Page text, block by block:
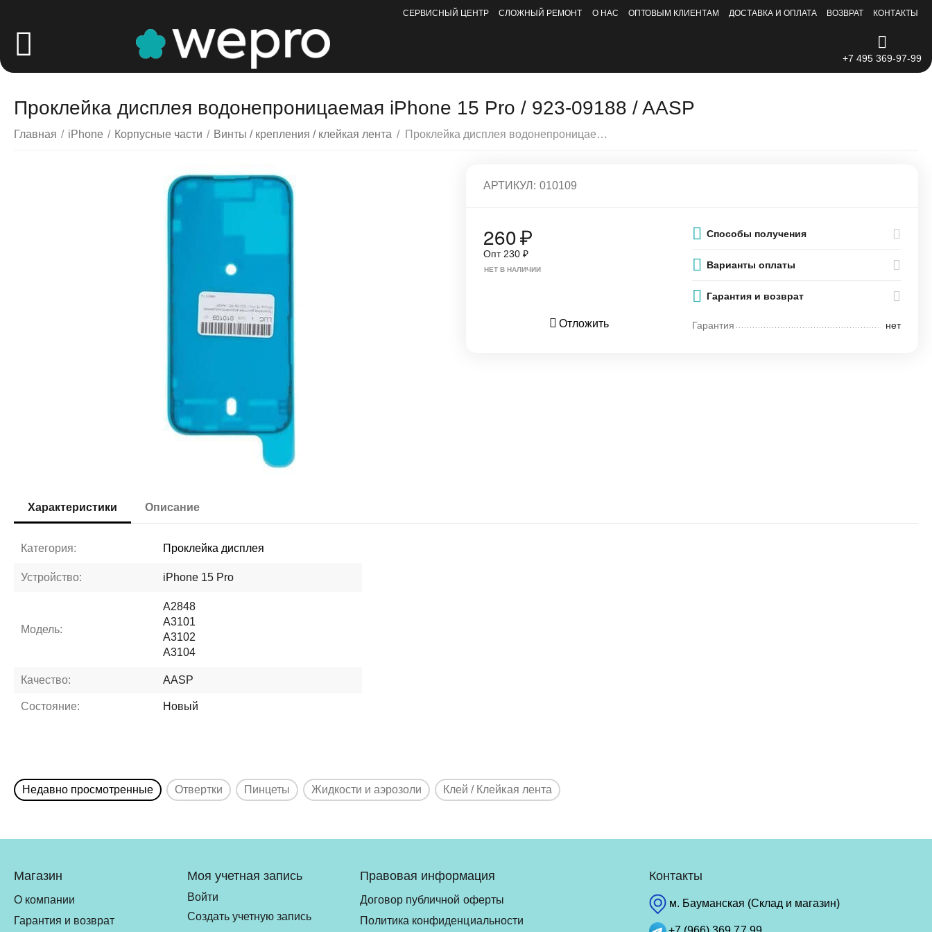
СЕРВИСНЫЙ ЦЕНТР СЛОЖНЫЙ РЕМОНТ О НАС ОПТОВЫМ КЛИЕНТАМ ДОСТАВКА И ОПЛАТА ВОЗВРАТ КОНТАКТЫ
+7 495 369-97-99
Проклейка дисплея водонепроницаемая iPhone 15 Pro / 923-09188 / AASP
Главная / iPhone / Корпусные части / Винты / крепления / клейкая лента / Проклейка дисплея водонепроницаемая iPhone 15 Pro / 923-09188 / AASP
АРТИКУЛ: 010109
260₽
Опт 230 ₽
НЕТ В НАЛИЧИИ
Отложить
Способы получения
Варианты оплаты
Гарантия и возврат
Гарантия нет
Характеристики Описание
Категория: Проклейка дисплея
Устройство: iPhone 15 Pro
Модель:
A2848
A3101
A3102
A3104
Качество: AASP
Состояние: Новый
Недавно просмотренные Отвертки Пинцеты Жидкости и аэрозоли Клей / Клейкая лента
Магазин
О компании
Гарантия и возврат
Моя учетная запись
Войти
Создать учетную запись
Правовая информация
Договор публичной оферты
Политика конфиденциальности
Контакты
м. Бауманская (Склад и магазин)